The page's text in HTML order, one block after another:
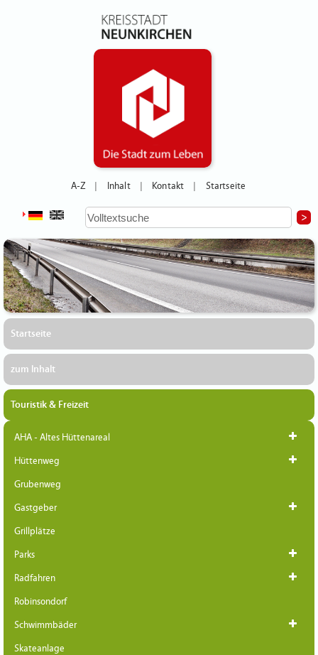
A-Z Inhalt Kontakt Startseite
Startseite
zum Inhalt
Touristik & Freizeit
AHA - Altes Hüttenareal
Hüttenweg
Grubenweg
Gastgeber
Grillplätze
Parks
Radfahren
Robinsondorf
Schwimmbäder
Skateanlage